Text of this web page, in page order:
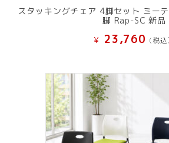
スタッキングチェア 4脚セット ミー
脚 Rap-SC 新品
¥ 23,760 (税込